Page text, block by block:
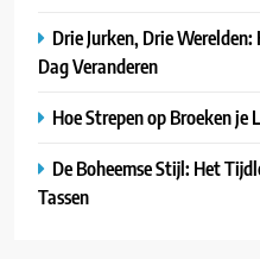
Drie Jurken, Drie
Dag Veranderen
Hoe Strepen op Broeken je
De Boheemse Stijl: Het
Tassen